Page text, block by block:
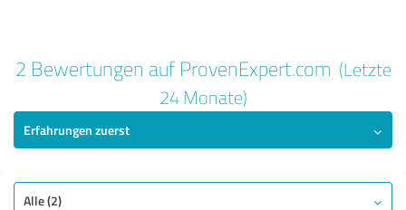
SEHR GUT
Bezahlung
2 Bewertungen auf ProvenExpert.com (Letzte
24 Monate)
Erfahrungen zuerst
Alle (2)